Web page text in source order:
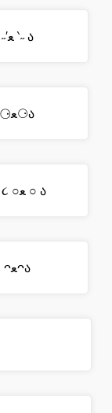
૮ ˶′ﻌ ‵˶ ა
૮ ⚆ﻌ⚆ა
—̳͟͞͞♥ ૮ ○ﻌ ○ ა
૮ ᴖﻌᴖა